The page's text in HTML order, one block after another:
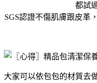
都試
SGS認證不傷肌膚跟皮革
大家可以依包包的材質去